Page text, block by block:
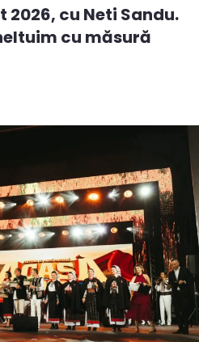
2026, cu Neti Sandu.
cu măsură